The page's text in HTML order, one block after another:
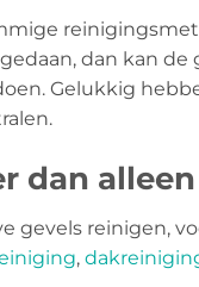
dan kan de
Gelukkig
dan
gevels reinigen,
,